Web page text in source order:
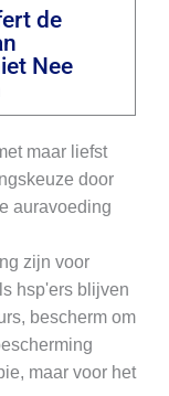
de
Nee
maar liefst
door
auravoeding
zijn voor
hsp'ers blijven
bescherm om
maar voor het